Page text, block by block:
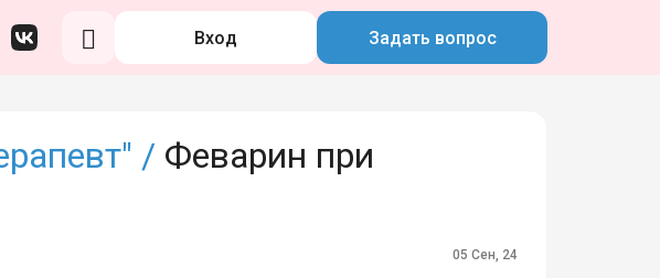
Вход Задать вопрос
/ Феварин при
05 Сен, 24